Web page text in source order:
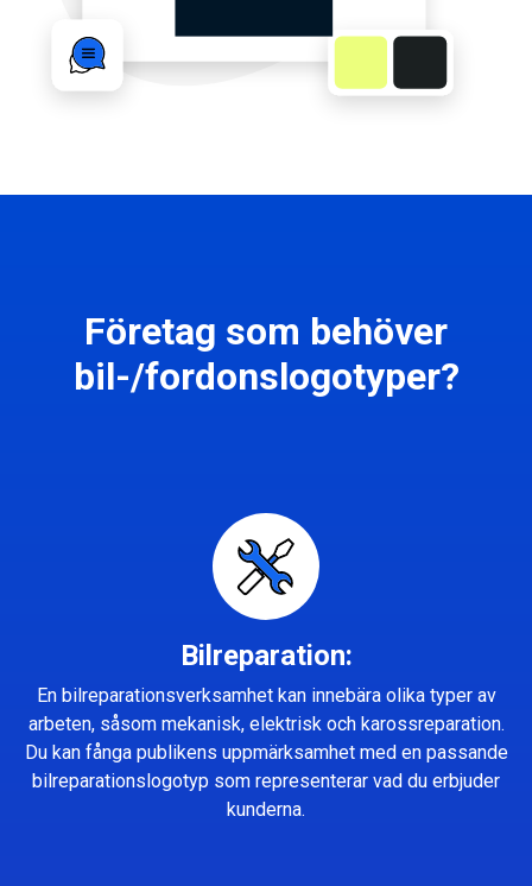
Företag som behöver
bil-/fordonslogotyper?
Bilreparation:
En bilreparationsverksamhet kan innebära olika typer av
arbeten, såsom mekanisk, elektrisk och karossreparation.
Du kan fånga publikens uppmärksamhet med en passande
bilreparationslogotyp som representerar vad du erbjuder
kunderna.